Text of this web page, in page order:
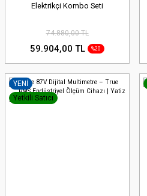
Elektrikçi Kombo Seti
74.880,00 TL
59.904,00 TL %20
YENİ
Yetkili Satıcı